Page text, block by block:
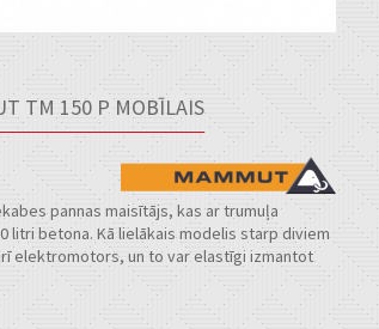
TM 150 P MOBĪLAIS
pannas maisītājs, kas ar trumuļa
litri betona. Kā lielākais modelis starp diviem
elektromotors, un to var elastīgi izmantot